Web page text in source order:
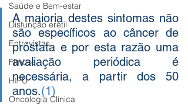
Saúde e Bem-estar
Disfunção erétil
Entrevistas
Fimose
HIFU
Oncologia Clínica
A maioria destes sintomas não
são específicos ao câncer de
próstata e por esta razão uma
avaliação periódica é
necessária, a partir dos 50
anos.(1)